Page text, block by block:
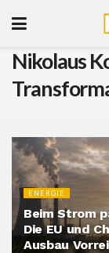
Nikolaus
ENERGIE
Beim Strom
Die EU und
Ausbau